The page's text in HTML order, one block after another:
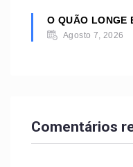
O QUÃO LONGE
Agosto 7, 2026
Comentários